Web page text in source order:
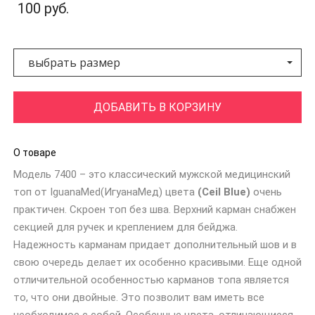
100 руб.
выбрать размер
ДОБАВИТЬ В КОРЗИНУ
О товаре
Модель 7400 – это классический мужской медицинский
топ от IguanaMed(ИгуанаМед) цвета (Ceil Blue) очень
практичен. Скроен топ без шва. Верхний карман снабжен
секцией для ручек и креплением для бейджа.
Надежность карманам придает дополнительный шов и в
свою очередь делает их особенно красивыми. Еще одной
отличительной особенностью карманов топа является
то, что они двойные. Это позволит вам иметь все